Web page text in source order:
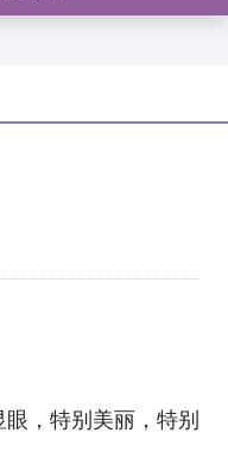
，特别美丽，特别